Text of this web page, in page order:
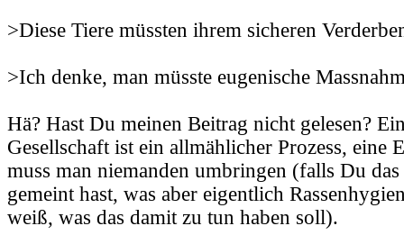
>Diese Tiere müssten ihrem sicheren
>Ich denke, man müsste eugenische
Hä? Hast Du meinen Beitrag nicht gelesen?
Gesellschaft ist ein allmählicher Prozess, eine
muss man niemanden umbringen (falls Du
gemeint hast, was aber eigentlich
weiß, was das damit zu tun haben soll).